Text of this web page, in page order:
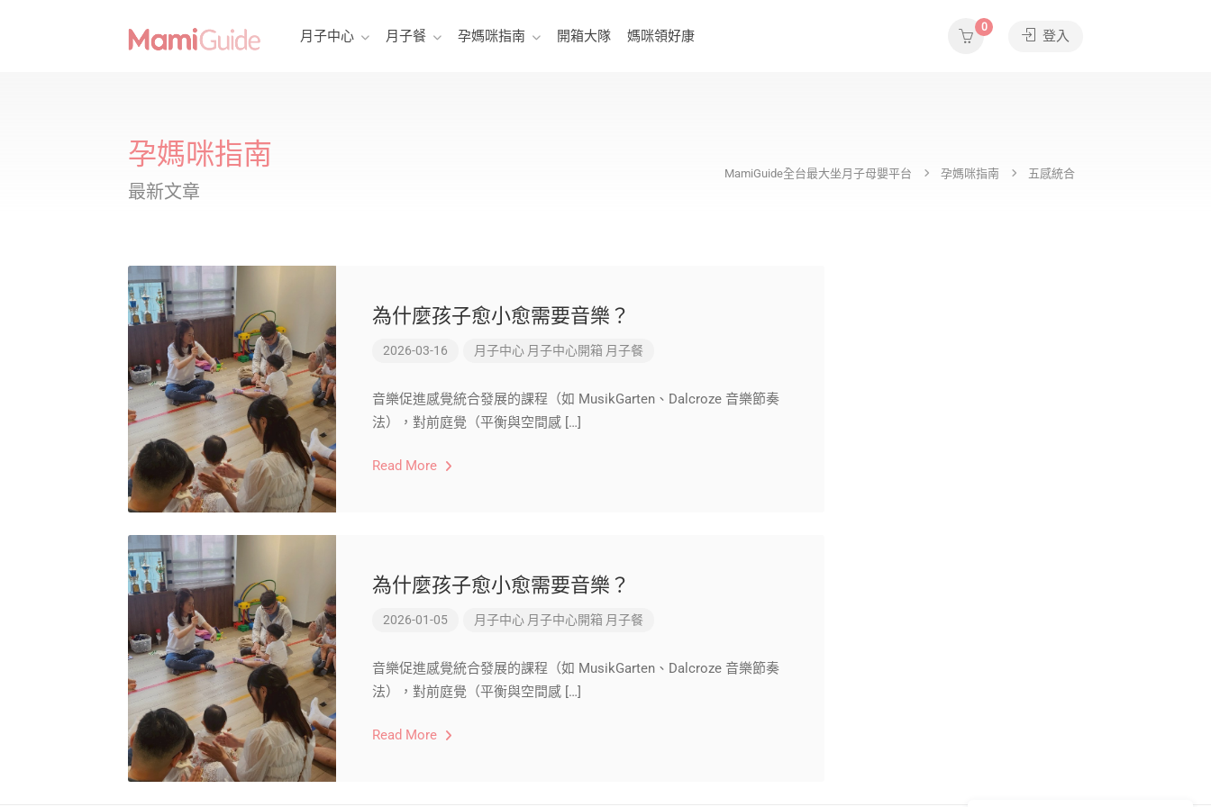
月子中心 月子餐 孕媽咪指南 開箱大隊 媽咪領好康
0
登入
孕媽咪指南
最新文章
MamiGuide全台最大坐月子母嬰平台 孕媽咪指南 五感統合
為什麼孩子愈小愈需要音樂？
2026-03-16 月子中心 月子中心開箱 月子餐
音樂促進感覺統合發展的課程（如 MusikGarten、Dalcroze 音樂節奏
法），對前庭覺（平衡與空間感 […]
Read More
為什麼孩子愈小愈需要音樂？
2026-01-05 月子中心 月子中心開箱 月子餐
音樂促進感覺統合發展的課程（如 MusikGarten、Dalcroze 音樂節奏
法），對前庭覺（平衡與空間感 […]
Read More